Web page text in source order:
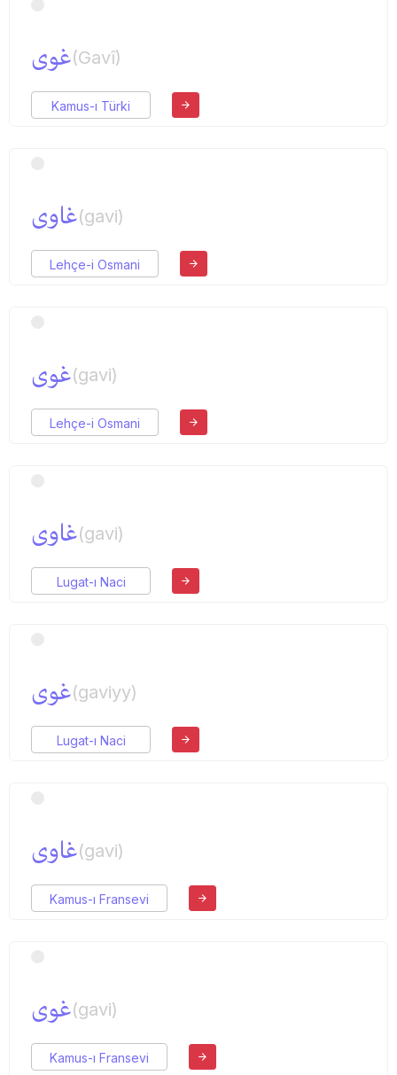
غوی(Gavî)
Kamus-ı Türki
غاوی(gavi)
Lehçe-i Osmani
غوی(gavi)
Lehçe-i Osmani
غاوی(gavi)
Lugat-ı Naci
غوی(gaviyy)
Lugat-ı Naci
غاوی(gavi)
Kamus-ı Fransevi
غوی(gavi)
Kamus-ı Fransevi